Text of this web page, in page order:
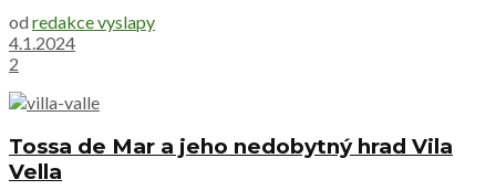
od redakce vyslapy
4.1.2024
2
Tossa de Mar a jeho nedobytný hrad Vila
Vella